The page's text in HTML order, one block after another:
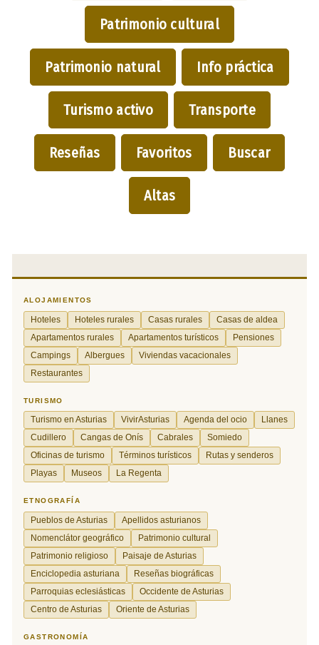
Patrimonio cultural
Patrimonio natural Info práctica
Turismo activo Transporte
Reseñas Favoritos Buscar
Altas